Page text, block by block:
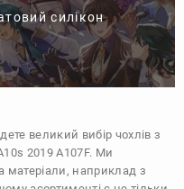
силікон
великий вибір чохлів з
2019 A107F. Ми
матеріали, наприклад з